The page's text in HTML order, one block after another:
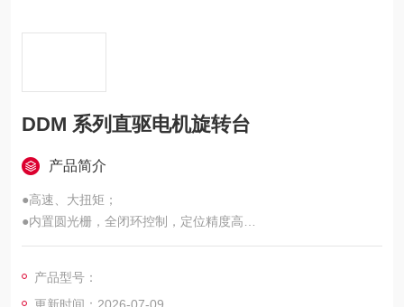
DDM 系列直驱电机旋转台
产品简介
●高速、大扭矩；
●内置圆光栅，全闭环控制，定位精度高
●采用交叉滚柱轴环，特殊轴系设计，轴向、径向跳动小
●可与我公司 LMT 系列直线电机平移台组维使用
产品型号：